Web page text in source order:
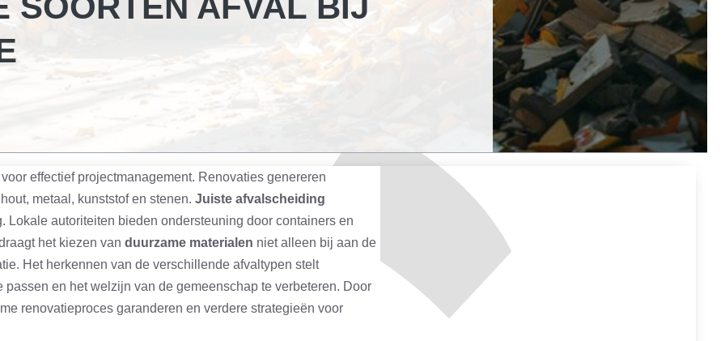
effectief projectmanagement. Renovaties genereren
metaal, kunststof en stenen. Juiste afvalscheiding
autoriteiten bieden ondersteuning door containers en
het kiezen van duurzame materialen niet alleen bij aan de
Het herkennen van de verschillende afvaltypen stelt
passen en het welzijn van de gemeenschap te verbeteren. Door
renovatieproces garanderen en verdere strategieën voor